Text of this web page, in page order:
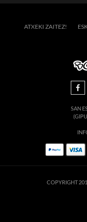
ATXEKI ZAITEZ!
SAN
COPYRIGHT